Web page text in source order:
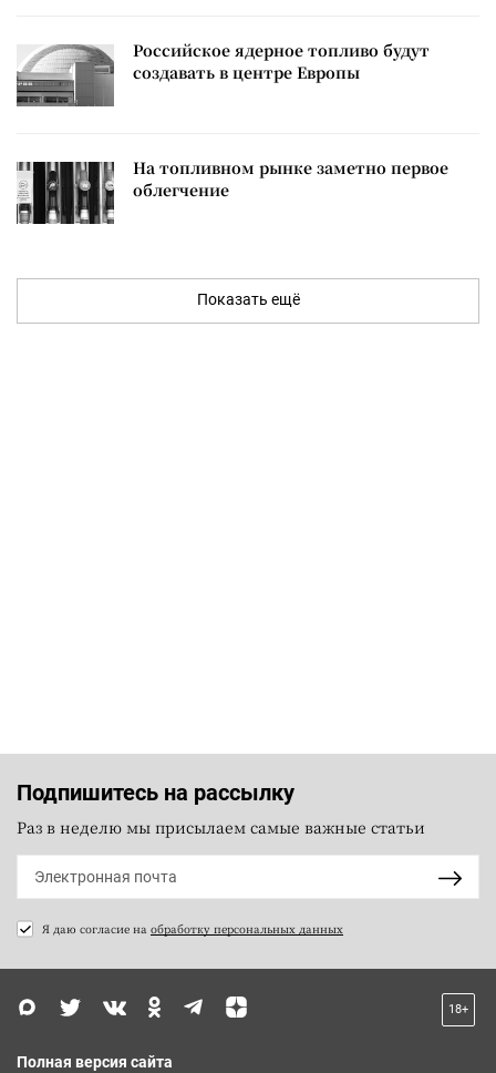
Российское ядерное топливо будут
создавать в центре Европы
На топливном рынке заметно первое
облегчение
Показать ещё
Подпишитесь на рассылку
Раз в неделю мы присылаем самые важные статьи
Я даю согласие на обработку персональных данных
18+
Полная версия сайта